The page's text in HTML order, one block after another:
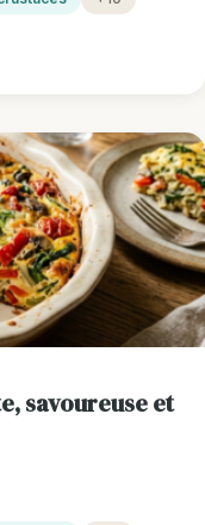
savoureuse et